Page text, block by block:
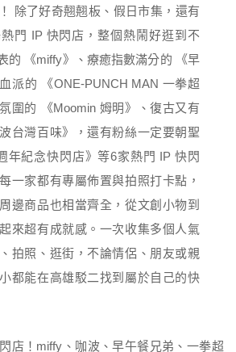
除了好奇翹翹板、假日市集，還有
門 IP 快閃店，整個熱鬧好逛到不
的 《miffy》、療癒指數滿分的 《早
派的 《ONE-PUNCH MAN 一拳超
圍的 《Moomin 姆明》、復古又有
台灣百味》，還有粉絲一定要朝聖
年紀念快閃店》等6家熱門 IP 快閃
一家都有專屬佈置與拍照打卡點，
邊商品也相當齊全，從文創小物到
來超有成就感。一次收集多個人氣
拍照、逛街，不論情侶、朋友或親
都能在高雄駁二找到屬於自己的快